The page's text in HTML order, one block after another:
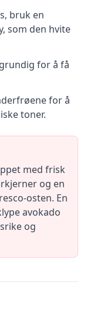
bruk en
som den hvite
for å få
for å
toner.
med frisk
og en
osten. En
avokado
og